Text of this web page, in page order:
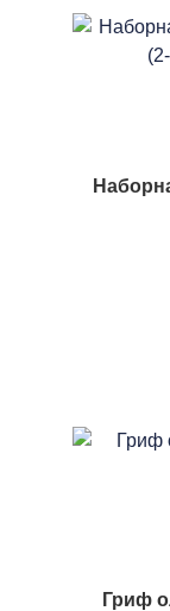
Гриф